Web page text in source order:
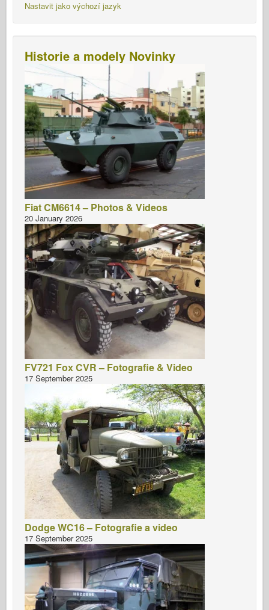
Nastavit jako výchozí jazyk
Historie a modely Novinky
Fiat CM6614 – Photos & Videos
20 January 2026
FV721 Fox CVR – Fotografie & Video
17 September 2025
Dodge WC16 – Fotografie a video
17 September 2025